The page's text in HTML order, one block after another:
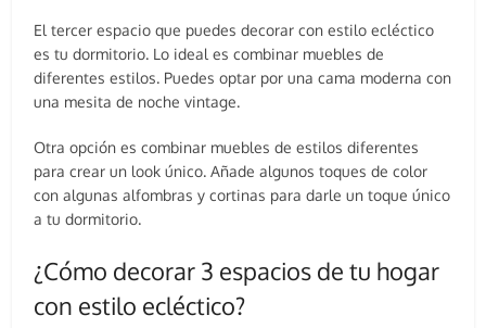
El tercer espacio que puedes decorar con estilo ecléctico
es tu dormitorio. Lo ideal es combinar muebles de
diferentes estilos. Puedes optar por una cama moderna con
una mesita de noche vintage.
Otra opción es combinar muebles de estilos diferentes
para crear un look único. Añade algunos toques de color
con algunas alfombras y cortinas para darle un toque único
a tu dormitorio.
¿Cómo decorar 3 espacios de tu hogar
con estilo ecléctico?